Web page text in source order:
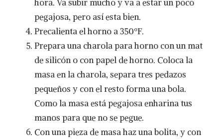
hora. Va subir mucho y va a estar un poco
pegajosa, pero así esta bien.
Precalienta el horno a 350ºF.
Prepara una charola para horno con un mat
de silicón o con papel de horno. Coloca la
masa en la charola, separa tres pedazos
pequeños y con el resto forma una bola.
Como la masa está pegajosa enharina tus
manos para que no se pegue.
Con una pieza de masa haz una bolita, y con